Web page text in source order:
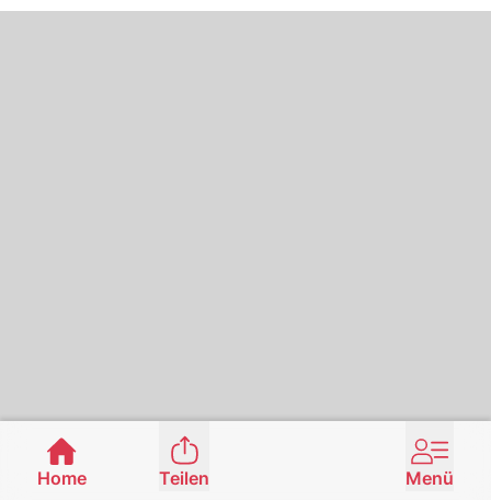
Home Teilen Menü